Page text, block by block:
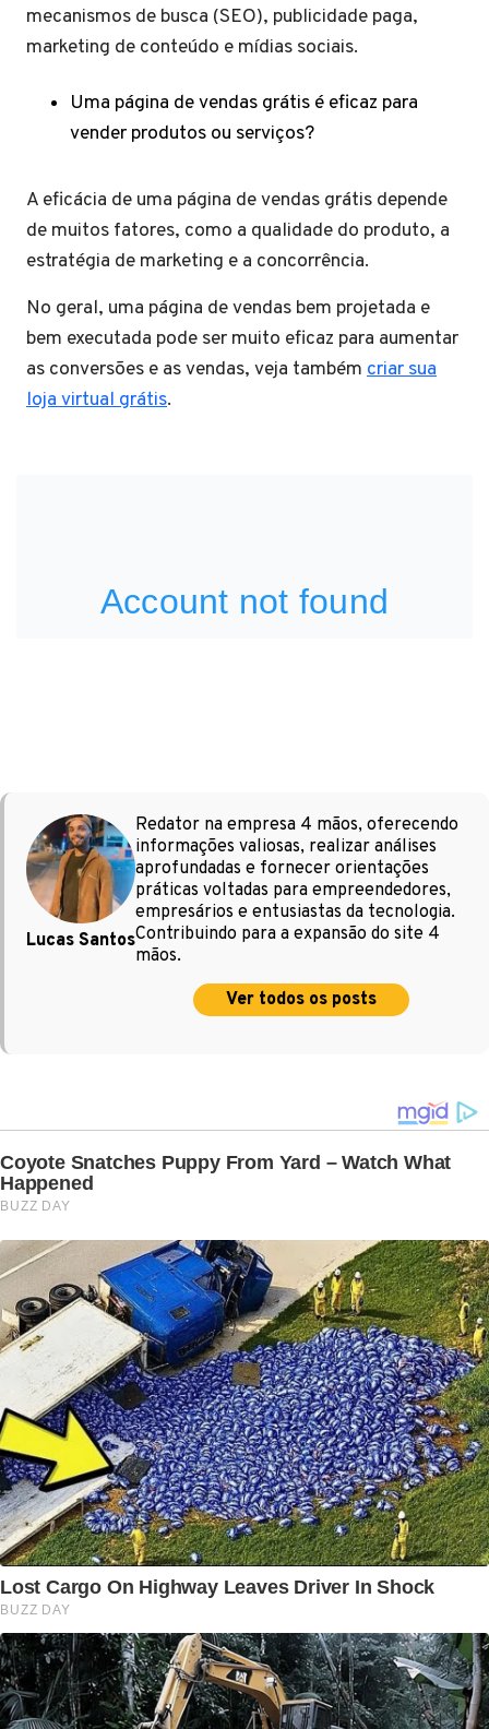
mecanismos de busca (SEO), publicidade paga,
marketing de conteúdo e mídias sociais.
Uma página de vendas grátis é eficaz para
vender produtos ou serviços?
A eficácia de uma página de vendas grátis depende
de muitos fatores, como a qualidade do produto, a
estratégia de marketing e a concorrência.
No geral, uma página de vendas bem projetada e
bem executada pode ser muito eficaz para aumentar
as conversões e as vendas, veja também criar sua
loja virtual grátis.
Lucas Santos
Redator na empresa 4 mãos, oferecendo
informações valiosas, realizar análises
aprofundadas e fornecer orientações
práticas voltadas para empreendedores,
empresários e entusiastas da tecnologia.
Contribuindo para a expansão do site 4
mãos.
Ver todos os posts